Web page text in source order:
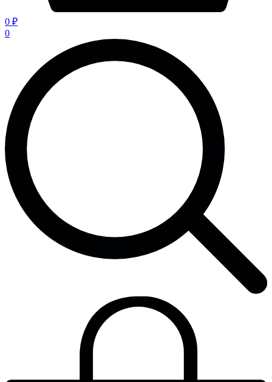
0 ₽
0